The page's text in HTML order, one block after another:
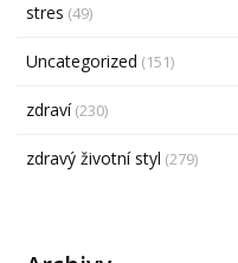
stres (49)
Uncategorized (151)
zdraví(230)
zdravý životní styl (279)